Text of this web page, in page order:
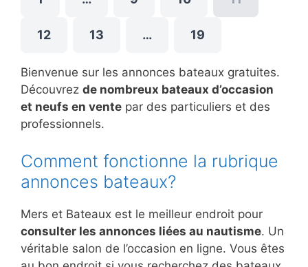
12 13 … 19
Bienvenue sur les annonces bateaux gratuites.
Découvrez de nombreux bateaux d’occasion
et neufs en vente par des particuliers et des
professionnels.
Comment fonctionne la rubrique
annonces bateaux?
Mers et Bateaux est le meilleur endroit pour
consulter les annonces liées au nautisme. Un
véritable salon de l’occasion en ligne. Vous êtes